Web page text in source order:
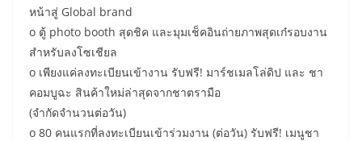
หน้าสู่ Global brand
o ตู้ photo booth สุดชิค และมุมเช็คอินถ่ายภาพสุดเก๋รอบงาน
สำหรับลงโซเชียล
o เพียงแค่ลงทะเบียนเข้างาน รับฟรี! มาร์ชเมลโล่ดิป และ ชา
คอมบูฉะ สินค้าใหม่ล่าสุดจากชาตรามือ
(จำกัดจำนวนต่อวัน)
o 80 คนแรกที่ลงทะเบียนเข้าร่วมงาน (ต่อวัน) รับฟรี! เมนูชา